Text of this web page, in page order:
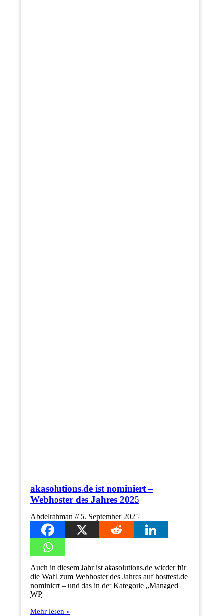
akasolutions.de ist nominiert –
Webhoster des Jahres 2025
Abdelrahman 5. September 2025
Auch in diesem Jahr ist akasolutions.de wieder für
die Wahl zum Webhoster des Jahres auf hosttest.de
nominiert – und das in der Kategorie „Managed
WP
Mehr lesen »